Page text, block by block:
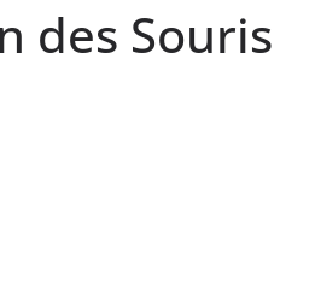
des Souris